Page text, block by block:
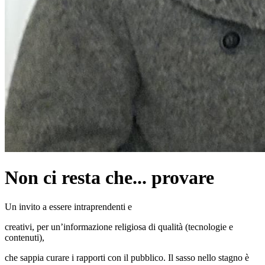
Non ci resta che... provare
Un invito a essere intraprendenti e
creativi, per un’informazione religiosa di qualità (tecnologie e
contenuti),
che sappia curare i rapporti con il pubblico. Il sasso nello stagno è